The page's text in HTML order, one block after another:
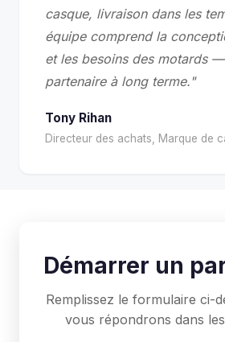
casque, livraison dans les
équipe comprend la
et les besoins des motards
partenaire à long terme."
Tony Rihan
Directeur des achats, Marque de
Démarrer un
Remplissez le formulaire ci-
vous répondrons dans